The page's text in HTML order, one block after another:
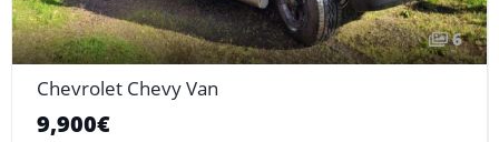
6
Chevrolet Chevy Van
9,900€